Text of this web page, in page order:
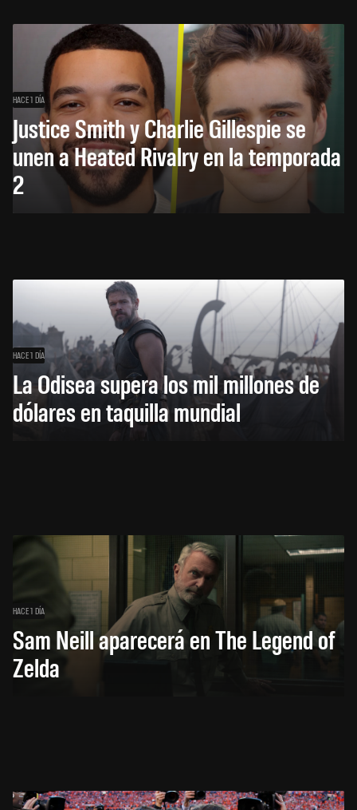
HACE 1 DÍA
Justice Smith y Charlie Gillespie se
unen a Heated Rivalry en la temporada
2
HACE 1 DÍA
La Odisea supera los mil millones de
dólares en taquilla mundial
HACE 1 DÍA
Sam Neill aparecerá en The Legend of
Zelda